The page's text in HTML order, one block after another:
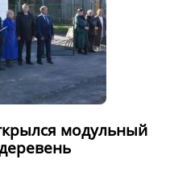
модульный